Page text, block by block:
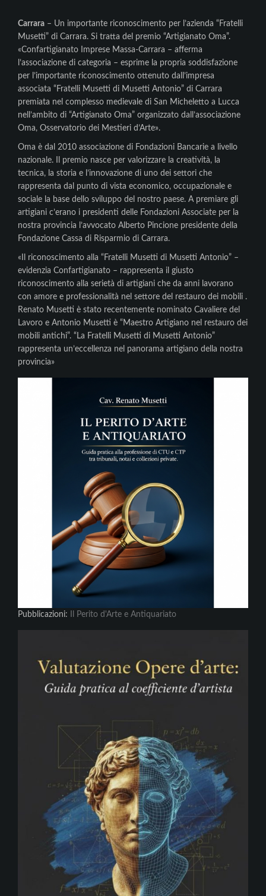
Carrara – Un importante riconoscimento per l’azienda “Fratelli
Musetti” di Carrara. Si tratta del premio “Artigianato Oma”.
«Confartigianato Imprese Massa-Carrara – afferma
l’associazione di categoria – esprime la propria soddisfazione
per l’importante riconoscimento ottenuto dall’impresa
associata “Fratelli Musetti di Musetti Antonio” di Carrara
premiata nel complesso medievale di San Micheletto a Lucca
nell’ambito di “Artigianato Oma” organizzato dall’associazione
Oma, Osservatorio dei Mestieri d’Arte».
Oma è dal 2010 associazione di Fondazioni Bancarie a livello
nazionale. Il premio nasce per valorizzare la creatività, la
tecnica, la storia e l’innovazione di uno dei settori che
rappresenta dal punto di vista economico, occupazionale e
sociale la base dello sviluppo del nostro paese. A premiare gli
artigiani c’erano i presidenti delle Fondazioni Associate per la
nostra provincia l’avvocato Alberto Pincione presidente della
Fondazione Cassa di Risparmio di Carrara.
«Il riconoscimento alla “Fratelli Musetti di Musetti Antonio” –
evidenzia Confartigianato – rappresenta il giusto
riconoscimento alla serietà di artigiani che da anni lavorano
con amore e professionalità nel settore del restauro dei mobili .
Renato Musetti è stato recentemente nominato Cavaliere del
Lavoro e Antonio Musetti è “Maestro Artigiano nel restauro dei
mobili antichi”. “La Fratelli Musetti di Musetti Antonio”
rappresenta un’eccellenza nel panorama artigiano della nostra
provincia»
Pubblicazioni: Il Perito d'Arte e Antiquariato